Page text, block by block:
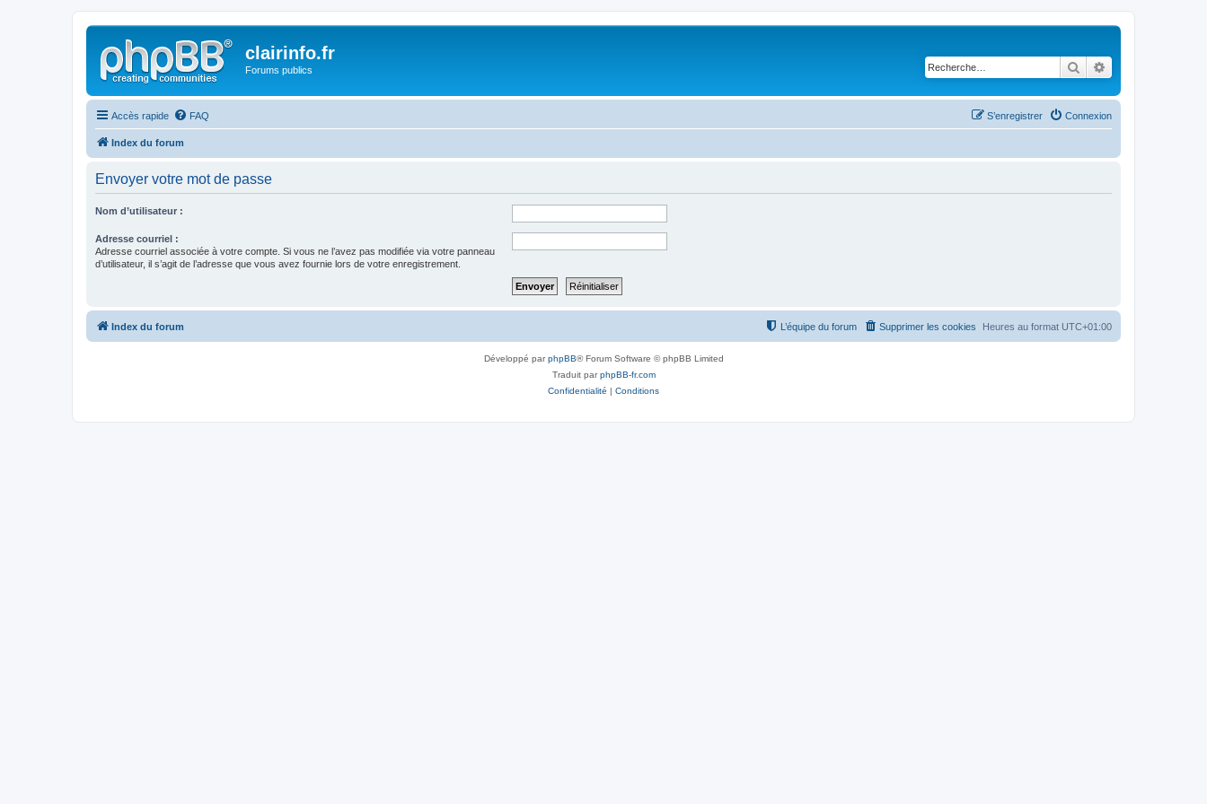
clairinfo.fr
Forums publics Rechercher
Accès rapide FAQ Connexion
S’enregistrer
Index du forum
Envoyer votre mot de passe
Nom d’utilisateur :
Adresse courriel :
Adresse courriel associée à votre compte. Si vous ne l’avez pas modifiée via votre panneau
d’utilisateur, il s’agit de l’adresse que vous avez fournie lors de votre enregistrement.
Index du forum Heures au format UTC+01:00
Supprimer les cookies
L’équipe du forum
Développé parphpBB® Forum Software © phpBB Limited
Traduit parphpBB-fr.com
Confidentialité | Conditions